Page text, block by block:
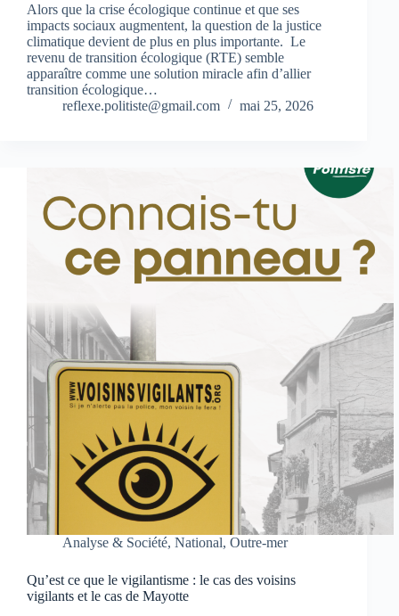
Alors que la crise écologique continue et que ses
impacts sociaux augmentent, la question de la justice
climatique devient de plus en plus importante. Le
revenu de transition écologique (RTE) semble
apparaître comme une solution miracle afin d’allier
transition écologique…
reflexe.politiste@gmail.com
mai 25, 2026
Analyse & Société, National, Outre-mer
Qu’est ce que le vigilantisme : le cas des voisins
vigilants et le cas de Mayotte